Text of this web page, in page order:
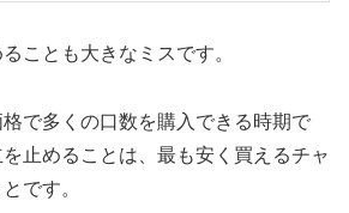
ことも大きなミスです。
で多くの口数を購入できる時期で
止めることは、最も安く買えるチャ
です。